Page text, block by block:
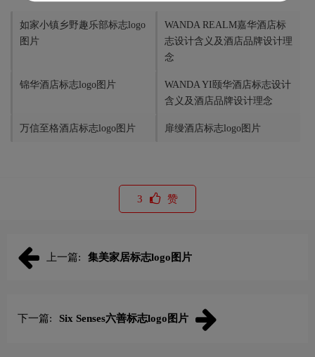
如家小镇乡野趣乐部标志logo
图片
WANDA REALM嘉华酒店标
志设计含义及酒店品牌设计理
念
锦华酒店标志logo图片
WANDA YI颐华酒店标志设计
含义及酒店品牌设计理念
万信至格酒店标志logo图片 扉缦酒店标志logo图片
3 赞
上一篇: 集美家居标志logo图片
下一篇: Six Senses六善标志logo图片